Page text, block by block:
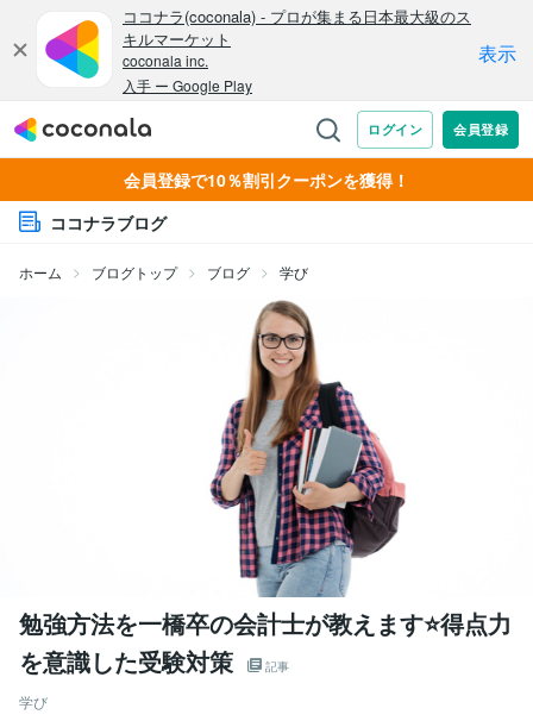
会員登録で10％割引クーポンを獲得！
ココナラブログ
ホーム ブログトップ ブログ 学び
勉強方法を一橋卒の会計士が教えます⭐️得点力
を意識した受験対策
記事
学び